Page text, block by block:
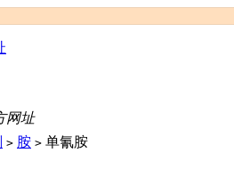
> 胺 > 单氰胺